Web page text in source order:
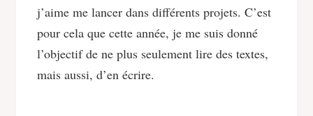
j’aime me lancer dans différents projets. C’est
pour cela que cette année, je me suis donné
l’objectif de ne plus seulement lire des textes,
mais aussi, d’en écrire.